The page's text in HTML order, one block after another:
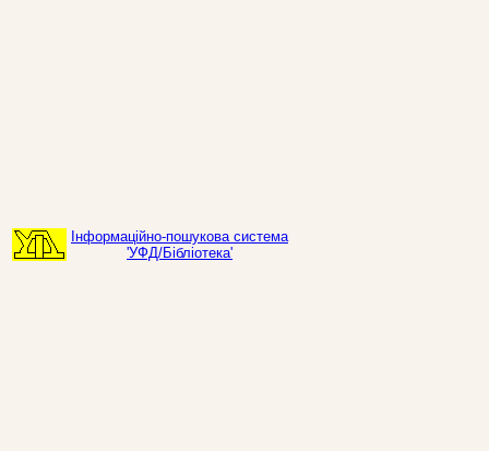
Інформаційно-пошукова система
'УФД/Бібліотека'